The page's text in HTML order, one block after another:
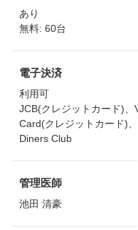
あり
無料: 60台
電子決済
利用可
JCB(クレジットカード)
Card(クレジットカード)
Diners Club
管理医師
池田 清豪